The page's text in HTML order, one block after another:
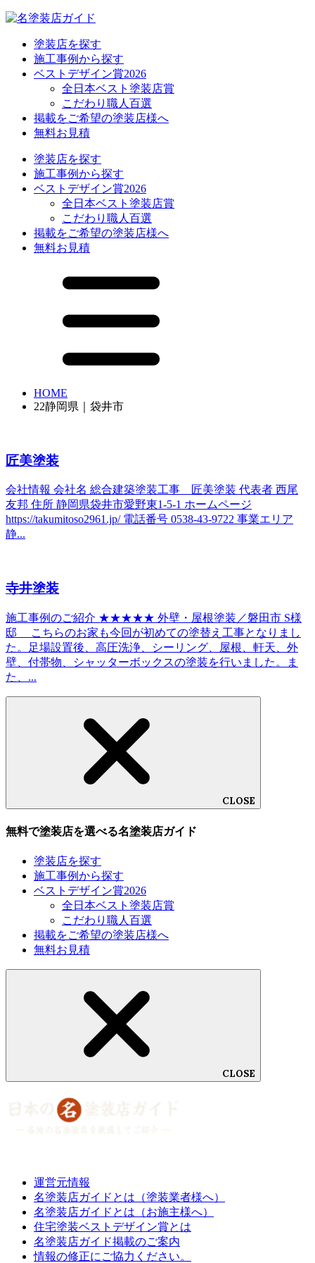
塗装店を探す
施工事例から探す
ベストデザイン賞2026
全日本ベスト塗装店賞
こだわり職人百選
掲載をご希望の塗装店様へ
無料お見積
塗装店を探す
施工事例から探す
ベストデザイン賞2026
全日本ベスト塗装店賞
こだわり職人百選
掲載をご希望の塗装店様へ
無料お見積
HOME
22静岡県｜袋井市
匠美塗装
会社情報 会社名 総合建築塗装工事 匠美塗装 代表者 西尾
友邦 住所 静岡県袋井市愛野東1-5-1 ホームページ
https://takumitoso2961.jp/ 電話番号 0538-43-9722 事業エリア
静...
寺井塗装
施工事例のご紹介 ★★★★★ 外壁・屋根塗装／磐田市 S様
邸 こちらのお家も今回が初めての塗替え工事となりまし
た。足場設置後、高圧洗浄、シーリング、屋根、軒天、外
壁、付帯物、シャッターボックスの塗装を行いました。ま
た、...
CLOSE
無料で塗装店を選べる名塗装店ガイド
塗装店を探す
施工事例から探す
ベストデザイン賞2026
全日本ベスト塗装店賞
こだわり職人百選
掲載をご希望の塗装店様へ
無料お見積
CLOSE
運営元情報
名塗装店ガイドとは（塗装業者様へ）
名塗装店ガイドとは（お施主様へ）
住宅塗装ベストデザイン賞とは
名塗装店ガイド掲載のご案内
情報の修正にご協力ください。